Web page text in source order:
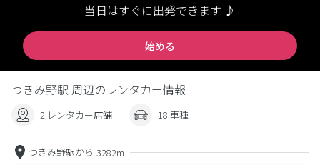
当日はすぐに出発できます ♪
始める
つきみ野駅 周辺のレンタカー情報
2 レンタカー店舗 18 車種
つきみ野駅から 3282m